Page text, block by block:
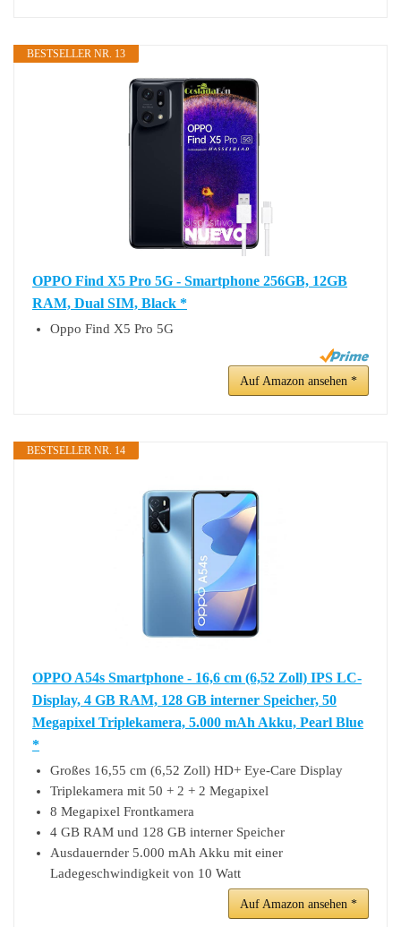
BESTSELLER NR. 13
OPPO Find X5 Pro 5G - Smartphone 256GB, 12GB
RAM, Dual SIM, Black *
Oppo Find X5 Pro 5G
Auf Amazon ansehen *
BESTSELLER NR. 14
OPPO A54s Smartphone - 16,6 cm (6,52 Zoll) IPS LC-
Display, 4 GB RAM, 128 GB interner Speicher, 50
Megapixel Triplekamera, 5.000 mAh Akku, Pearl Blue
*
Großes 16,55 cm (6,52 Zoll) HD+ Eye-Care Display
Triplekamera mit 50 + 2 + 2 Megapixel
8 Megapixel Frontkamera
4 GB RAM und 128 GB interner Speicher
Ausdauernder 5.000 mAh Akku mit einer
Ladegeschwindigkeit von 10 Watt
Auf Amazon ansehen *